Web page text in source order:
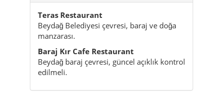
Teras Restaurant
Beydağ Belediyesi çevresi, baraj ve doğa
manzarası.
Baraj Kır Cafe Restaurant
Beydağ baraj çevresi, güncel açıklık kontrol
edilmeli.